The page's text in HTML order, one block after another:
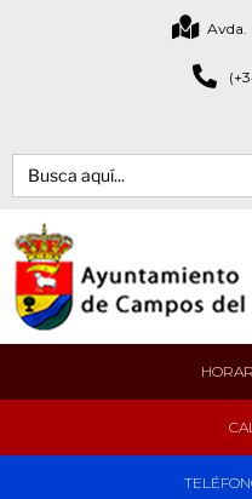
Avda.
Buscar: